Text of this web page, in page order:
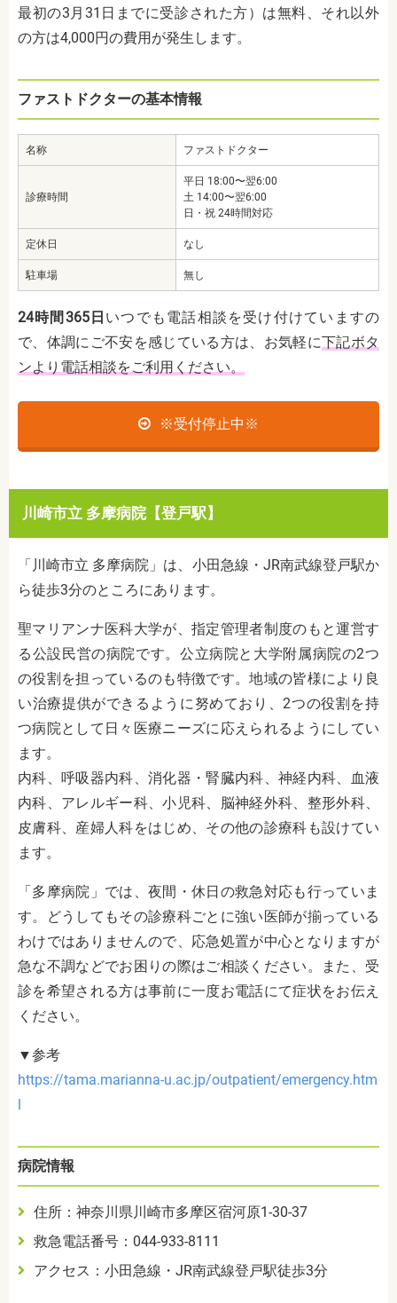
最初の3月31日までに受診された方）は無料、それ以外
の方は4,000円の費用が発生します。
ファストドクターの基本情報
名称 ファストドクター
診療時間
平日 18:00〜翌6:00
土 14:00〜翌6:00
日・祝 24時間対応
定休日 なし
駐車場 無し
24時間365日 いつでも電話相談を受け付けていますの
で、体調にご不安を感じている方は、お気軽に下記ボタ
ンより電話相談をご利用ください。
※受付停止中※
川崎市立 多摩病院【登戸駅】
「川崎市立 多摩病院」は、小田急線・JR南武線登戸駅か
ら徒歩3分のところにあります。
聖マリアンナ医科大学が、指定管理者制度のもと運営す
る公設民営の病院です。公立病院と大学附属病院の2つ
の役割を担っているのも特徴です。地域の皆様により良
い治療提供ができるように努めており、2つの役割を持
つ病院として日々医療ニーズに応えられるようにしてい
ます。
内科、呼吸器内科、消化器・腎臓内科、神経内科、血液
内科、アレルギー科、小児科、脳神経外科、整形外科、
皮膚科、産婦人科をはじめ、その他の診療科も設けてい
ます。
「多摩病院」では、夜間・休日の救急対応も行っていま
す。どうしてもその診療科ごとに強い医師が揃っている
わけではありませんので、応急処置が中心となりますが
急な不調などでお困りの際はご相談ください。また、受
診を希望される方は事前に一度お電話にて症状をお伝え
ください。
▼参考
https://tama.marianna-u.ac.jp/outpatient/emergency.htm
l
病院情報
住所：神奈川県川崎市多摩区宿河原1-30-37
救急電話番号：044-933-8111
アクセス：小田急線・JR南武線登戸駅徒歩3分